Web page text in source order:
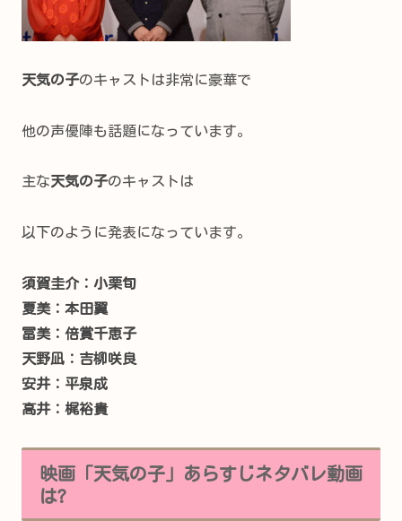
天気の子のキャストは非常に豪華で
他の声優陣も話題になっています。
主な天気の子のキャストは
以下のように発表になっています。
須賀圭介：小栗旬
夏美：本田翼
冨美：倍賞千恵子
天野凪：吉柳咲良
安井：平泉成
高井：梶裕貴
映画「天気の子」あらすじネタバレ動画
は?